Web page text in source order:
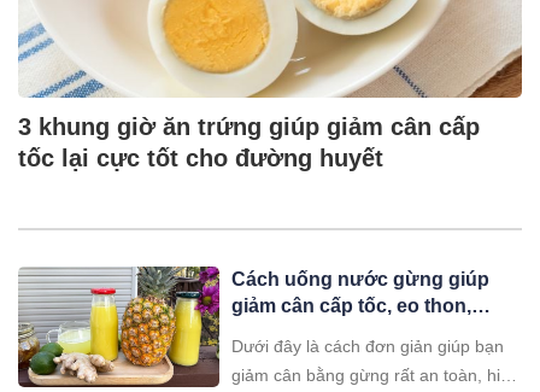
3 khung giờ ăn trứng giúp giảm cân cấp
tốc lại cực tốt cho đường huyết
Cách uống nước gừng giúp
giảm cân cấp tốc, eo thon,
Dưới đây là cách đơn giản giúp bạn
giảm cân bằng gừng rất an toàn, hiệu